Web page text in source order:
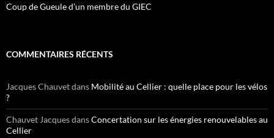
Coup de Gueule d’un membre du GIEC
COMMENTAIRES RÉCENTS
Jacques Chauvetdans Mobilité au Cellier : quelle place pour les vélos
?
Chauvet JacquesdansConcertation sur les énergies renouvelables au
Cellier